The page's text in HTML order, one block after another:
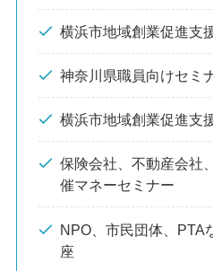
横浜市地域創業促進支
神奈川県職員向けセミ
横浜市地域創業促進支
保険会社、不動産会社
催マネーセミナー
NPO、市民団体、PTA
座